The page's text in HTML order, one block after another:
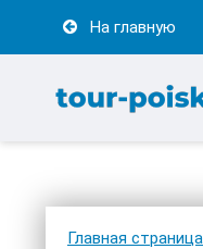
На главную
Главная страница